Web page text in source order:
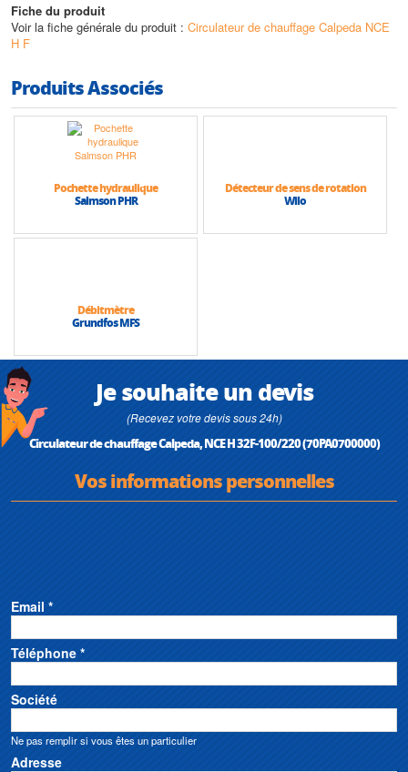
Fiche du produit
Voir la fiche générale du produit : Circulateur de chauffage Calpeda NCE
H F
Produits Associés
Pochette hydraulique
Salmson PHR
Détecteur de sens de rotation
Wilo
Débitmètre
Grundfos MFS
Je souhaite un devis
(Recevez votre devis sous 24h)
Circulateur de chauffage Calpeda, NCE H 32F-100/220 (70PA0700000)
Vos informations personnelles
Email *
Téléphone *
Société
Ne pas remplir si vous êtes un particulier
Adresse